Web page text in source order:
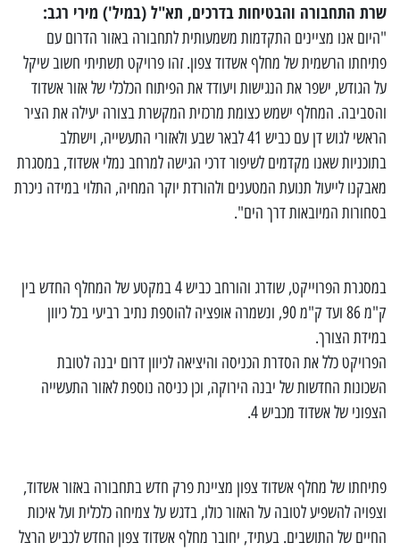
שרת התחבורה והבטיחות בדרכים, תא"ל (במיל') מירי רגב:
"היום אנו מציינים התקדמות משמעותית לתחבורה באזור הדרום עם
פתיחתו הרשמית של מחלף אשדוד צפון. זהו פרויקט תשתיתי חשוב שיקל
על הגודש, ישפר את הנגישות ויעודד את הפיתוח הכלכלי של אזור אשדוד
והסביבה. המחלף ישמש כצומת מרכזית המקשרת בצורה יעילה את הציר
הראשי לגוש דן עם כביש 41 לבאר שבע ולאזורי התעשייה, וישתלב
בתוכניות שאנו מקדמים לשיפור דרכי הגישה למרחב נמלי אשדוד, במסגרת
מאבקנו לייעול תנועת המטענים ולהורדת יוקר המחיה, התלוי במידה ניכרת
בסחורות המיובאות דרך הים".
במסגרת הפרוייקט, שודרג והורחב כביש 4 במקטע של המחלף החדש בין
ק"מ 86 ועד ק"מ 90, ונשמרה אופציה להוספת נתיב רביעי בכל כיוון
במידת הצורך.
הפרויקט כלל את הסדרת הכניסה והיציאה לכיוון דרום יבנה לטובת
השכונות החדשות של יבנה הירוקה, וכן כניסה נוספת לאזור התעשייה
הצפוני של אשדוד מכביש 4.
פתיחתו של מחלף אשדוד צפון מציינת פרק חדש בתחבורה באזור אשדוד,
וצפויה להשפיע לטובה על האזור כולו, בדגש על צמיחה כלכלית ועל איכות
החיים של התושבים. בעתיד, יחובר מחלף אשדוד צפון החדש לכביש הרצל